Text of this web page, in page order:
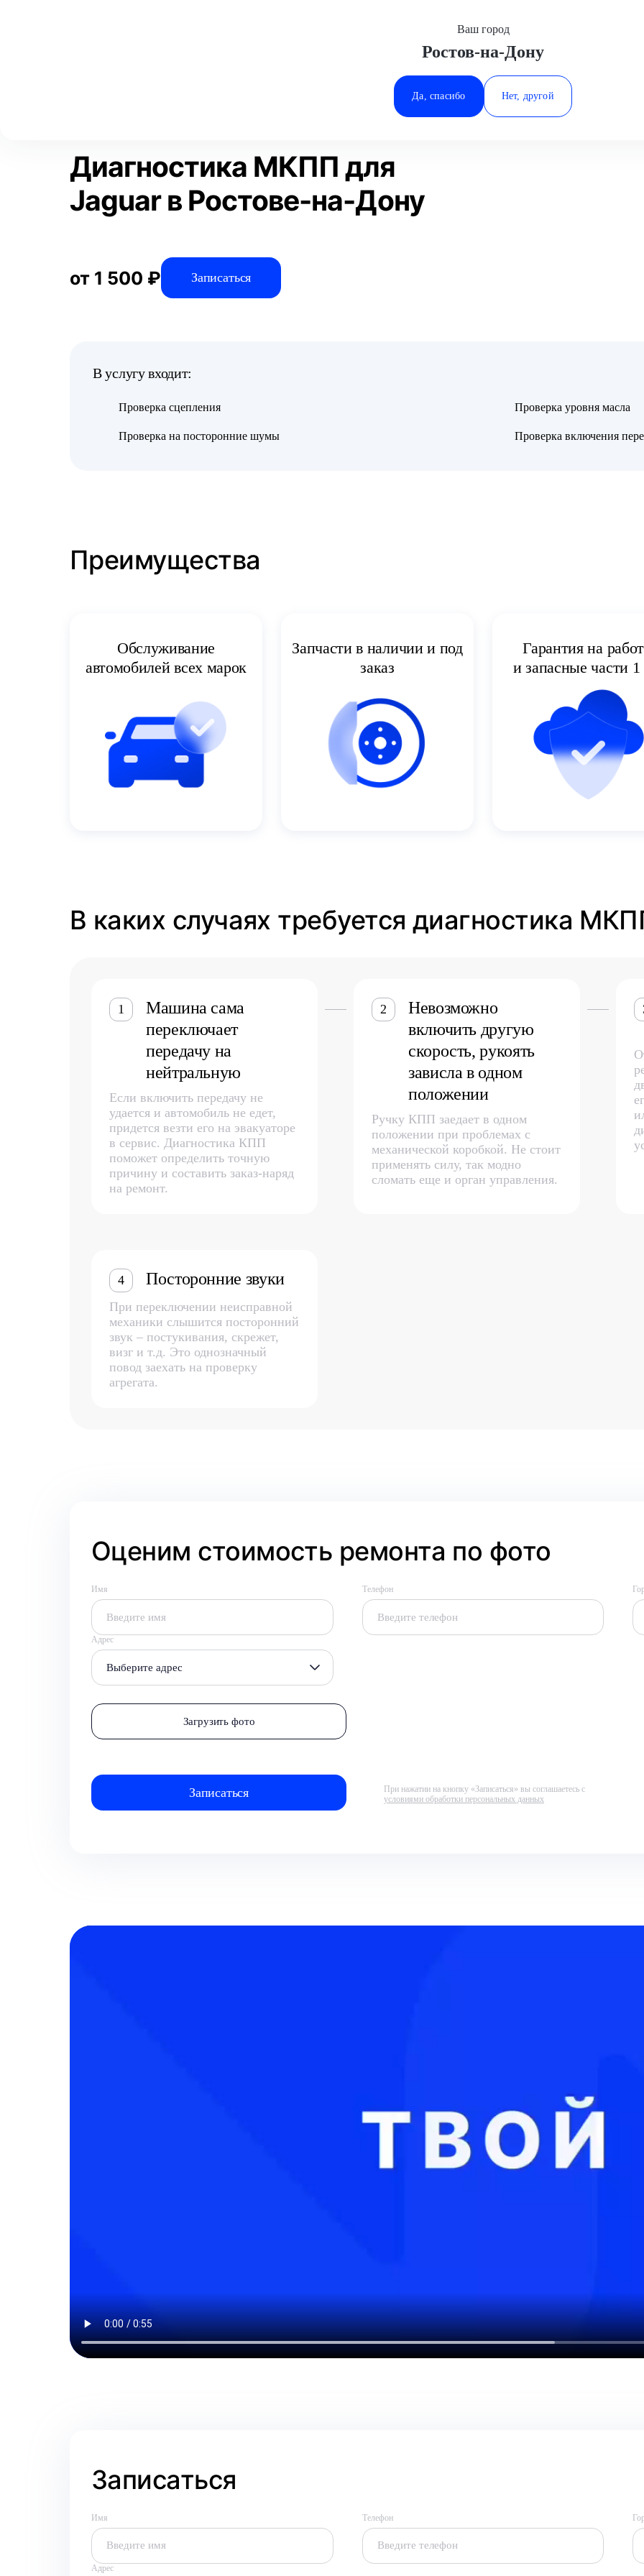
Минеральные Воды
Ростов-на-Дону
Ставрополь
Ваш город
Ростов-на-Дону
Да, спасибо Нет, другой
Диагностика МКПП Jaguar
Статьи
Диагностика МКПП для
Jaguar в Ростове-на-Дону
от 1 500 ₽ Записаться
В услугу входит:
Проверка сцепления
Проверка на посторонние шумы
Проверка уровня масла
Проверка включения
Преимущества
Обслуживание
автомобилей всех марок
Запчасти в наличии и под
заказ
Гарантия на
и запасные части 1
В каких случаях требуется диагностика
1
Машина сама
переключает
передачу на
нейтральную
Если включить передачу не
удается и автомобиль не едет,
придется везти его на эвакуаторе
в сервис. Диагностика КПП
поможет определить точную
причину и составить заказ-наряд
на ремонт.
2
Невозможно
включить другую
скорость, рукоять
зависла в одном
положении
Ручку КПП заедает в одном
положении при проблемах с
механической коробкой. Не стоит
применять силу, так модно
сломать еще и орган управления.
4 Посторонние звуки
При переключении неисправной
механики слышится посторонний
звук – постукивания, скрежет,
визг и т.д. Это однозначный
повод заехать на проверку
агрегата.
Оценим стоимость ремонта по фото
Имя Телефон
Адрес
Выберите адрес
Загрузить фото
При нажатии на кнопку «Записаться» вы соглашаетесь с
условиями обработки персональных данных
Записаться
Имя Телефон
Адрес